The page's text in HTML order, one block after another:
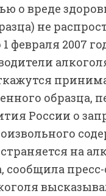
о вреде
не
февраля 2007
образца,
России о
на
сообщила